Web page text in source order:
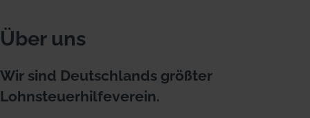
Über uns
Wir sind Deutschlands größter
Lohnsteuerhilfeverein.